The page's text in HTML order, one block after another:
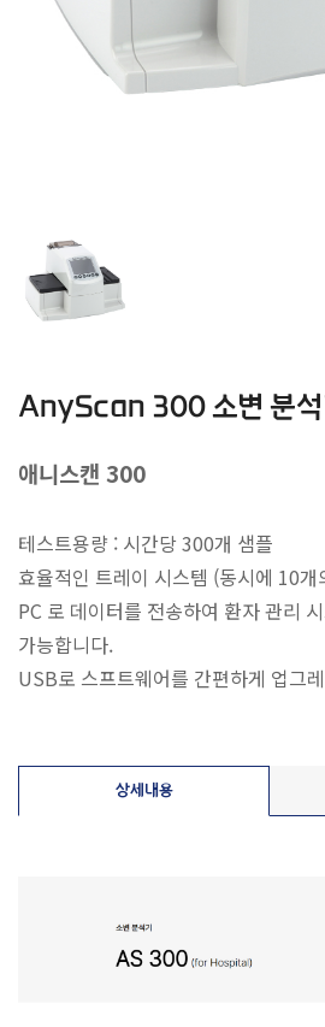
AnyScan 300 소변 분석
애니스캔 300
테스트용량 : 시간당 300개 샘플
효율적인 트레이 시스템 (동시에 10개
PC 로 데이터를 전송하여 환자 관리
가능합니다.
USB로 스프트웨어를 간편하게 업그
상세내용